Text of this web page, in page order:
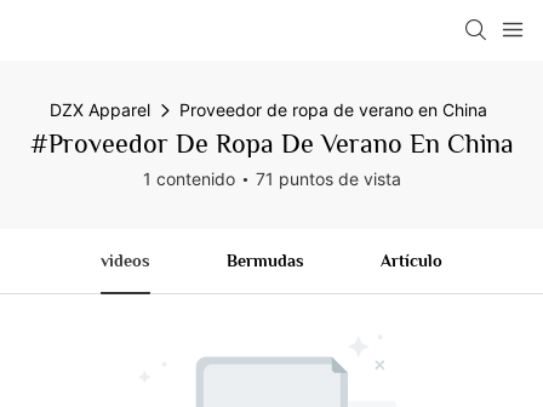
DZX Apparel Proveedor de ropa de verano en China
#Proveedor De Ropa De Verano En China
1 contenido 71 puntos de vista
videos Bermudas Artículo